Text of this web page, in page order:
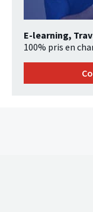
E-learning,
100% pris en